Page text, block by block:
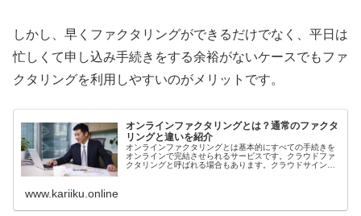
しかし、早くファクタリングができるだけでなく、平日は
忙しくて申し込み手続きをする余裕がないケースでもファ
クタリングを利用しやすいのがメリットです。
オンラインファクタリングとは？通常のファクタ
リングと違いを紹介
オンラインファクタリングとは基本的にすべての手続きを
オンラインで完結させられるサービスです。クラウドファ
クタリングと呼ばれる場合もあります。クラウドサインで
www.kariiku.online